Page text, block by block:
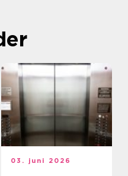
03. juni 2026